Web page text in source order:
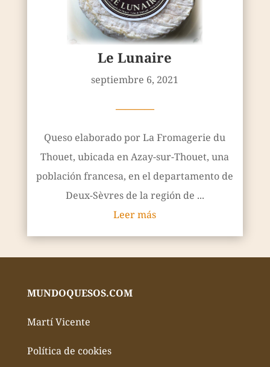
Le Lunaire
septiembre 6, 2021
————
Queso elaborado por La Fromagerie du
Thouet, ubicada en Azay-sur-Thouet, una
población francesa, en el departamento de
Deux-Sèvres de la región de ...
Leer más
MUNDOQUESOS.COM
Martí Vicente
Política de cookies